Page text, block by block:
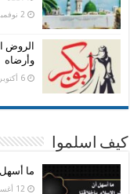
2 نوفمبر، 2024
الروض
وأرضاه
6 أكتوبر، 2024
كيف اسلموا
ما أسهل
12 أغسطس، 2024